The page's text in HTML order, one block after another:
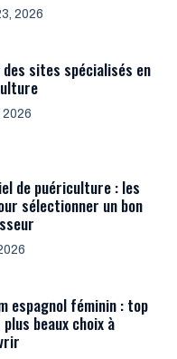
2026
sites spécialisés en
2026
de puériculture : les
sélectionner un bon
espagnol féminin : top
plus beaux choix à